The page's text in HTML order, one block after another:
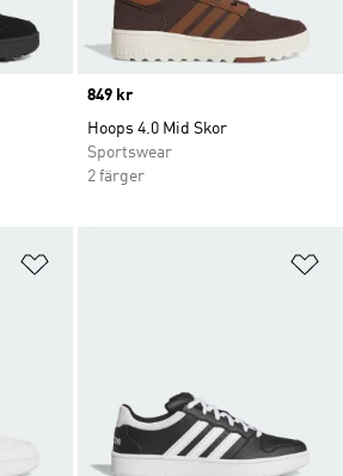
Price
849 kr
Hoops 4.0 Mid Skor
Sportswear
2 färger